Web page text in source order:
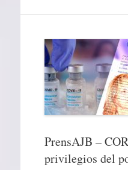
PrensAJB –
privilegios del